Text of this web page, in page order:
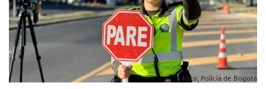
Foto: Policía de Bogotá